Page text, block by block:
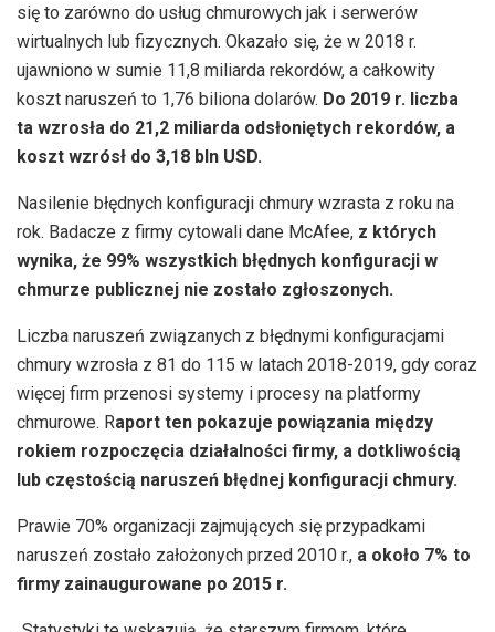
się to zarówno do usług chmurowych jak i serwerów
wirtualnych lub fizycznych. Okazało się, że w 2018 r.
ujawniono w sumie 11,8 miliarda rekordów, a całkowity
koszt naruszeń to 1,76 biliona dolarów. Do 2019 r. liczba
ta wzrosła do 21,2 miliarda odsłoniętych rekordów, a
koszt wzrósł do 3,18 bln USD.
Nasilenie błędnych konfiguracji chmury wzrasta z roku na
rok. Badacze z firmy cytowali dane McAfee, z których
wynika, że 99% wszystkich błędnych konfiguracji w
chmurze publicznej nie zostało zgłoszonych.
Liczba naruszeń związanych z błędnymi konfiguracjami
chmury wzrosła z 81 do 115 w latach 2018-2019, gdy coraz
więcej firm przenosi systemy i procesy na platformy
chmurowe. Raport ten pokazuje powiązania między
rokiem rozpoczęcia działalności firmy, a dotkliwością
lub częstością naruszeń błędnej konfiguracji chmury.
Prawie 70% organizacji zajmujących się przypadkami
naruszeń zostało założonych przed 2010 r., a około 7% to
firmy zainaugurowane po 2015 r.